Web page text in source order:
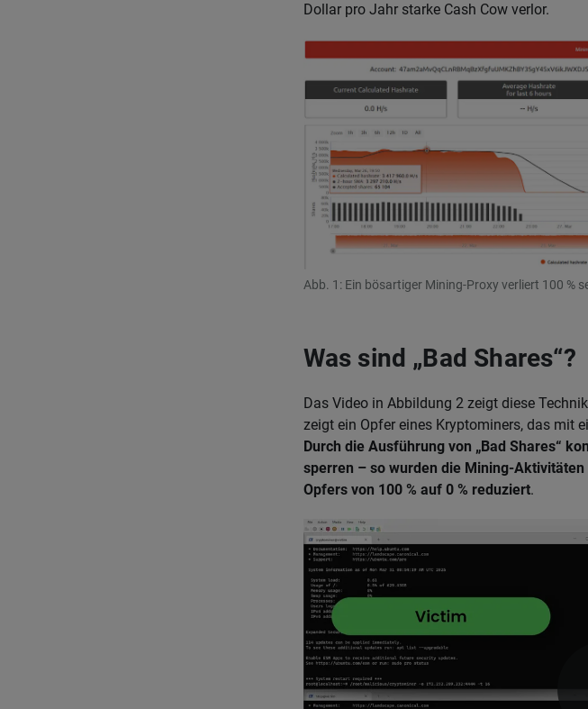
Dollar pro Jahr starke Cash Cow verlor.
Abb. 1: Ein bösartiger Mining-Proxy verliert 100 %
Was sind „Bad Shares“?
Das Video in Abbildung 2 zeigt diese
zeigt ein Opfer eines Kryptominers, das mit
Durch die Ausführung von „Bad Shares“
sperren – so wurden die Mining-
Opfers von 100 % auf 0 % reduziert.